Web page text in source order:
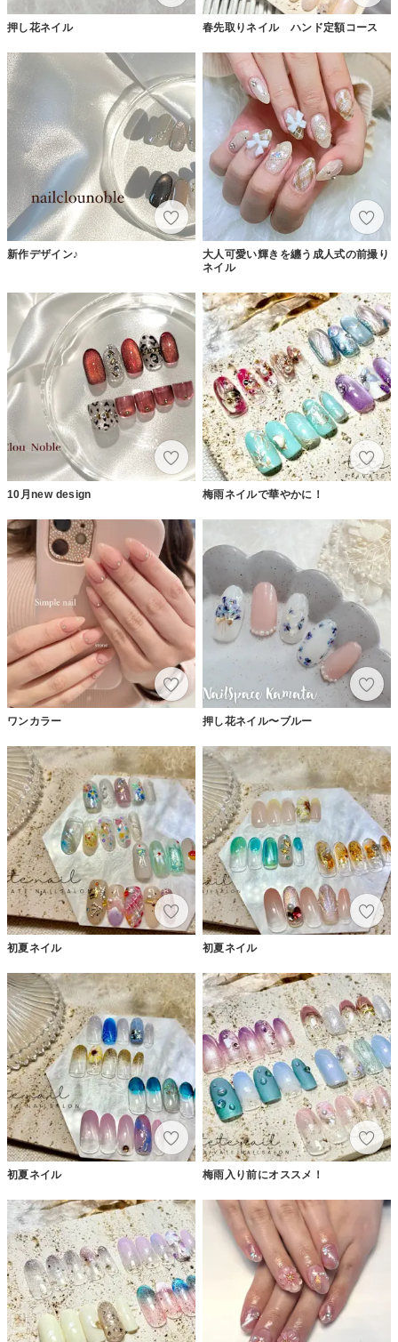
押し花ネイル 春先取りネイル ハンド定額コース
新作デザイン♪
大人可愛い輝きを纏う成人式の前撮り
ネイル
10月new design 梅雨ネイルで華やかに！
ワンカラー 押し花ネイル〜ブルー
初夏ネイル 初夏ネイル
初夏ネイル 梅雨入り前にオススメ！